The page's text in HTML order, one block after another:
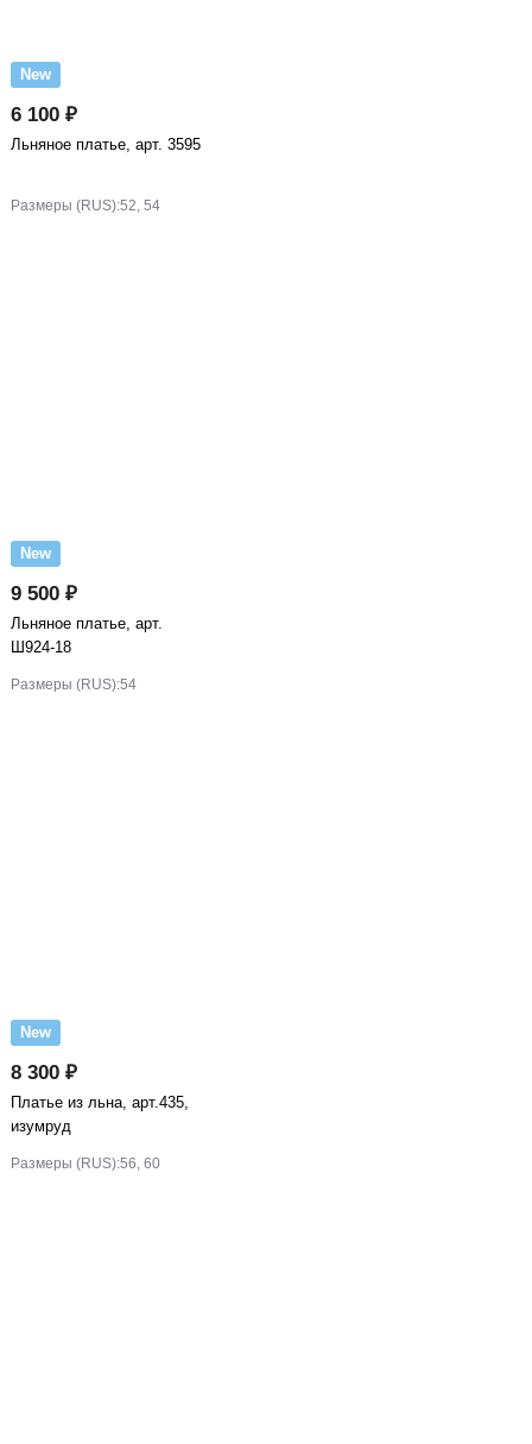
New
6 100 ₽
Льняное платье, арт. 3595
Размеры (RUS):52, 54
New
9 500 ₽
Льняное платье, арт.
Ш924-18
Размеры (RUS):54
New
8 300 ₽
Платье из льна, арт.435,
изумруд
Размеры (RUS):56, 60